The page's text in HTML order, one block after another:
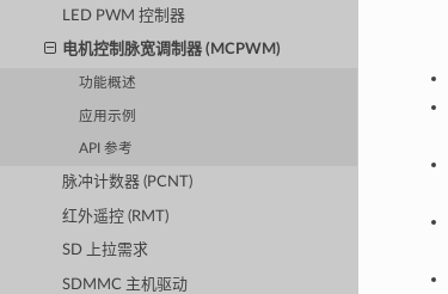
LED PWM 控制器
电机控制脉宽调制器 (MCPWM)
功能概述
应用示例
API 参考
脉冲计数器 (PCNT)
红外遥控 (RMT)
SD 上拉需求
SDMMC 主机驱动